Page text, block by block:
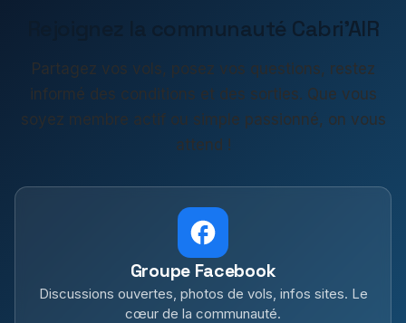
Rejoignez la communauté Cabri'AIR
Partagez vos vols, posez vos questions, restez
informé des conditions et des sorties. Que vous
soyez membre actif ou simple passionné, on vous
attend !
Groupe Facebook
Discussions ouvertes, photos de vols, infos sites. Le
cœur de la communauté.